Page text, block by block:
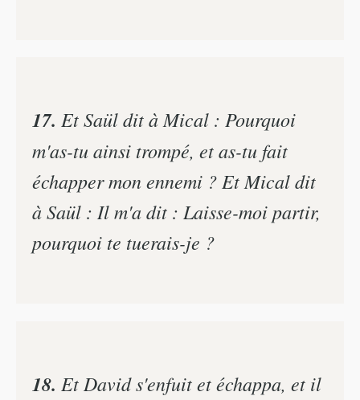
17. Et Saül dit à Mical : Pourquoi
m'as-tu ainsi trompé, et as-tu fait
échapper mon ennemi ? Et Mical dit
à Saül : Il m'a dit : Laisse-moi partir,
pourquoi te tuerais-je ?
18. Et David s'enfuit et échappa, et il